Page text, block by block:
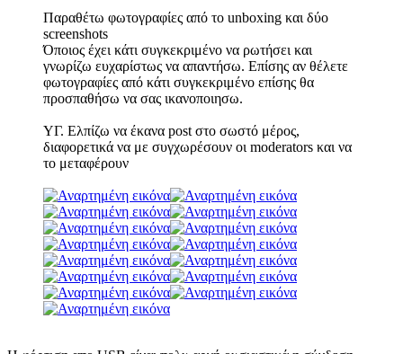
Παραθέτω φωτογραφίες από το unboxing και δύο
screenshots
Όποιος έχει κάτι συγκεκριμένο να ρωτήσει και
γνωρίζω ευχαρίστως να απαντήσω. Επίσης αν θέλετε
φωτογραφίες από κάτι συγκεκριμένο επίσης θα
προσπαθήσω να σας ικανοποιησω.
ΥΓ. Ελπίζω να έκανα post στο σωστό μέρος,
διαφορετικά να με συγχωρέσουν οι moderators και να
το μεταφέρουν